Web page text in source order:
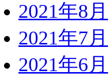
2021年8月
2021年7月
2021年6月